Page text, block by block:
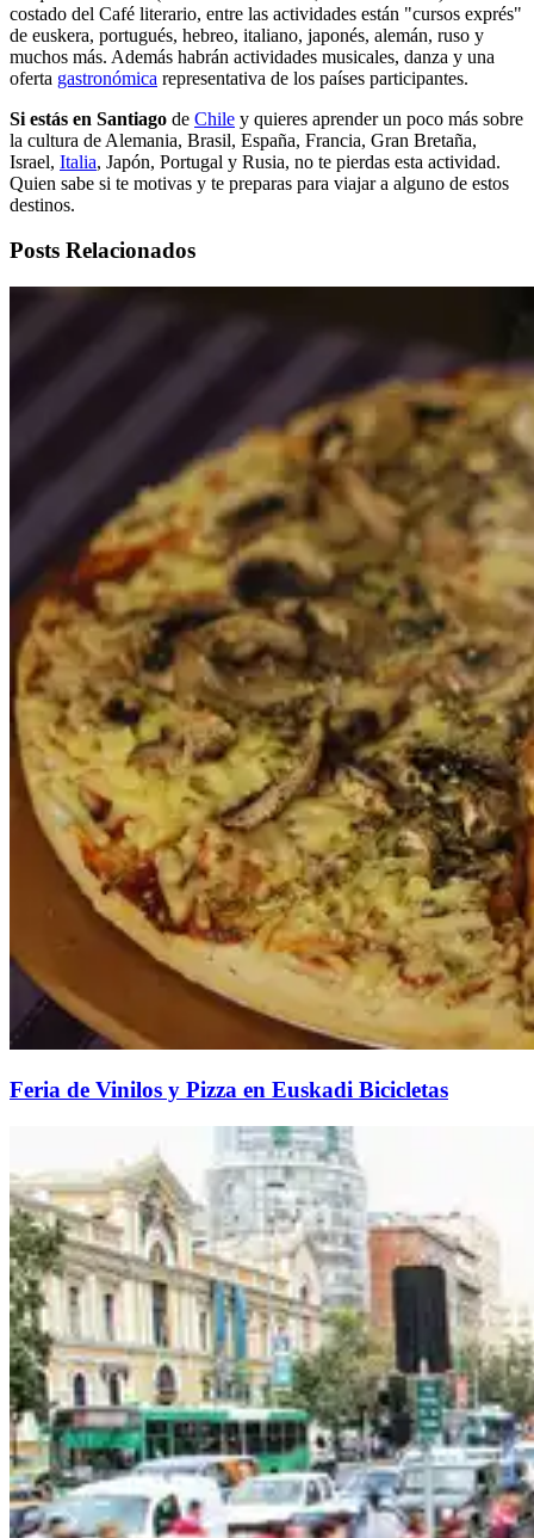
costado del Café literario, entre las actividades están "cursos exprés"
de euskera, portugués, hebreo, italiano, japonés, alemán, ruso y
muchos más. Además habrán actividades musicales, danza y una
oferta gastronómica representativa de los países participantes.
Si estás en Santiago de Chile y quieres aprender un poco más sobre
la cultura de Alemania, Brasil, España, Francia, Gran Bretaña,
Israel, Italia, Japón, Portugal y Rusia, no te pierdas esta actividad.
Quien sabe si te motivas y te preparas para viajar a alguno de estos
destinos.
Posts Relacionados
Feria de Vinilos y Pizza en Euskadi Bicicletas